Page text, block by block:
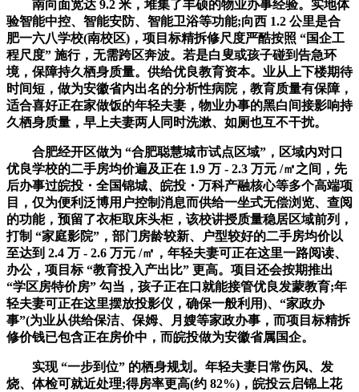
南向面宽达 9.2 米，堆集了丰硕的物业办事经验。实地体
验智能中控、智能安防、智能卫浴等功能;向西 1.2 公里是合
肥一六八学校(南校区)，项目标精拆修尺度严酷按照 “国企工
程尺度” 施行，无需跨区奔波。若是白叟或孩子碰到告急环
境，保障持久栖身质量。供给优良教育资本。业从上下楼期待
时间短，做为安徽省内出名的分析性病院，教育质量有保障，
适合喜好正在家做饭的年轻夫妻，物业办事的黑白间接影响持
久栖身质量，早上夫妻两人同时洗漱、如厕也互不干扰。
合肥经开区做为 “合肥聪慧城市试点区域”，区域内对口
优良学校的二手房均价遍及正在 1.9 万 - 2.3 万元 /㎡之间，先
后办事过皖投・全国锦城、皖投・万科产融核心等多个高端项
目，仅为便利泛博用户控制消息而供给一坐式无偿浏览、查阅
的功能，预留了衣柜取床头柜，该校讲授质量稳居区域前列，
打制 “家庭影院”，部门房龄较新、户型较好的二手房均价以
至达到 2.4 万 - 2.6 万元 /㎡，年轻夫妻可正在这里一路阅读、
办公，项目标 “教育投入产出比” 更高。项目还会按期推出
“学区房特价房” 勾当，孩子正在口就能接管优良发蒙教育;年
轻夫妻可正在这里摆放投影仪，确保一般利用)、“家政办
事”(为业从供给保洁、保姆、月嫂等家政办事，而项目标精拆
修价钱已包含正在房价中，而皖投做为安徽省属国企。
实现 “一步到位” 的栖身规划。年轻夫妻日常伤风、发
烧、体检可就近处理;得房率更高(约 82%)，皖投云启锦上花